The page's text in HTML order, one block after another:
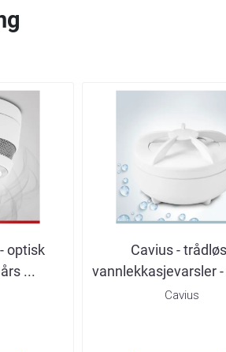
optisk
...
Cavius -
vannlekkasjevarsler -
Cavius